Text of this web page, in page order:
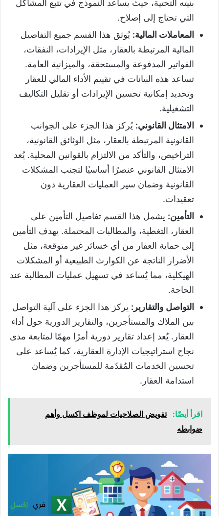
بنيته التحتية، حيث يساعد النموذج في تتبع المشاكل
التي تحتاج إلى إصلاح.
المعاملات المالية: يُوثق هذا القسم جميع التفاصيل
المالية المرتبطة بالعقار، مثل الإيرادات، النفقات،
الفواتير المدفوعة والمستحقة، والميزانية العامة.
تساعد هذه البيانات في تقييم الأداء المالي للعقار
وتحديد إمكانية تحسين الإيرادات أو تقليل التكاليف
التشغيلية.
الامتثال القانوني: يُركز هذا الجزء على الجوانب
القانونية المرتبطة بالعقار، مثل الوثائق القانونية،
التراخيص، والتأكد من الالتزام بالقوانين المحلية. يُعد
الامتثال القانوني عنصرًا أساسيًا لتجنب المشكلات
القانونية وضمان سير العمليات العقارية دون
تعقيدات.
التأمين: يشمل هذا القسم تفاصيل التأمين على
العقار، التغطية، والمطالبات المحتملة. يهدف التأمين
إلى حماية العقار من أي خسائر غير متوقعة، مثل
الأضرار الناتجة عن الكوارث الطبيعية أو المشكلات
الهيكلية، مما يُساعد في تسهيل عمليات المطالبة عند
الحاجة.
التواصل والتقارير: يركز هذا الجزء على آلية التواصل
بين الملاك والمستأجرين، والتقارير الدورية حول أداء
العقار. يُعد إعداد تقارير دورية أمرًا مهمًا لمتابعة مدى
نجاح استراتيجيات الإدارة العقارية، كما يُساعد على
تحسين الخدمات المُقدّمة للمستأجرين وضمان
استدامة العقار.
اقرأ أيضًا:
تفويض الصلاحيات لموظف اكسل وأهم
ضوابطه